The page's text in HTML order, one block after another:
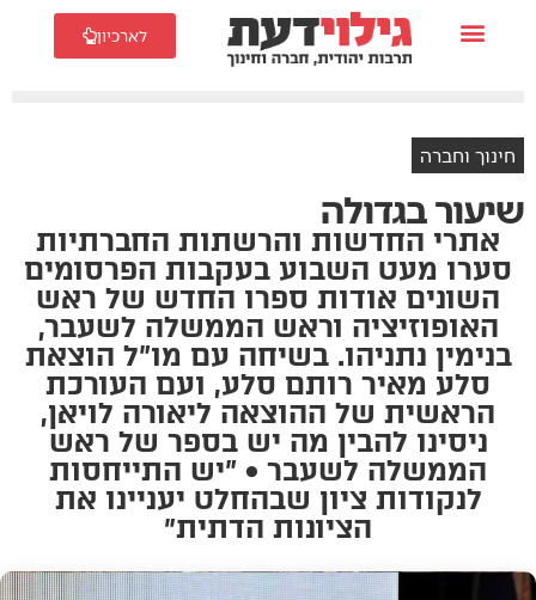
לארכיון
חינוך וחברה
שיעור בגדולה
אתרי החדשות והרשתות החברתיות
סערו מעט השבוע בעקבות הפרסומים
השונים אודות ספרו החדש של ראש
האופוזיציה וראש הממשלה לשעבר,
בנימין נתניהו. בשיחה עם מו"ל הוצאת
סלע מאיר רותם סלע, ועם העורכת
הראשית של ההוצאה ליאורה לויאן,
ניסינו להבין מה יש בספר של ראש
הממשלה לשעבר • "יש התייחסות
לנקודות ציון שבהחלט יעניינו את
הציונות הדתית״